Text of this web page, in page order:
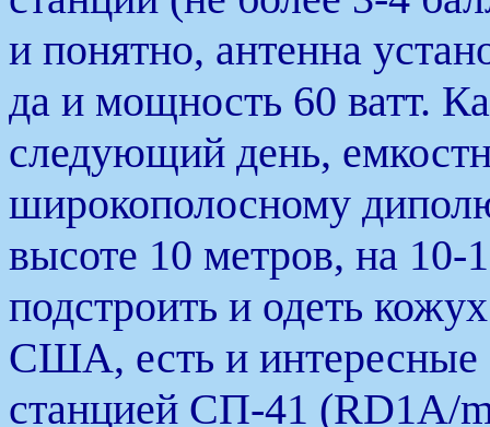
и понятно, антенна
да и мощность 60 ватт.
следующий день,
широкополосному
высоте 10 метров, на
подстроить и одеть
США, есть и интересные
станцией СП-41 (RD1A/